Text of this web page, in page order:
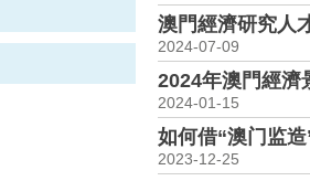
澳門經濟研究人
2024-07-09
2024年澳門經濟
2024-01-15
如何借“澳门监
2023-12-25